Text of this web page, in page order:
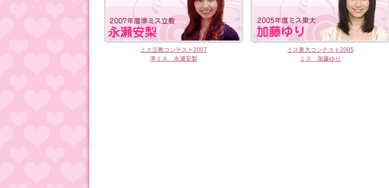
ミス立教コンテスト2007
準ミス 永瀬安梨
ミス東大コンテスト2005
ミス 加藤ゆり